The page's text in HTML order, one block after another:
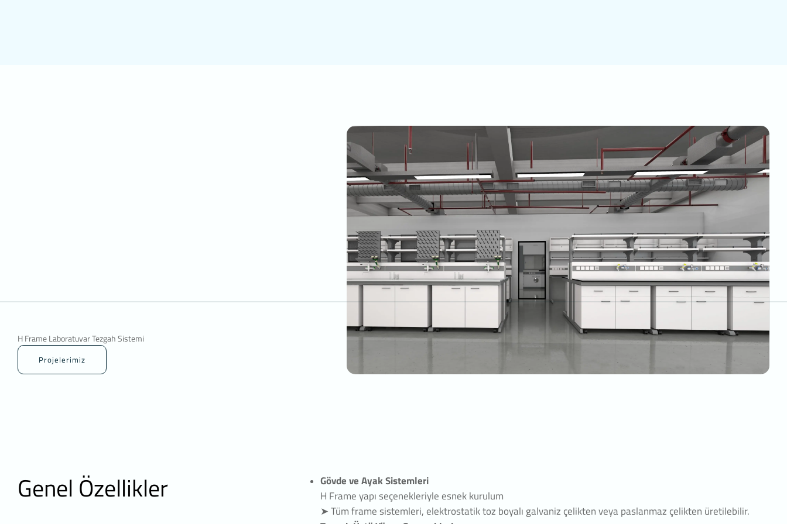
H Frame Laboratuvar Tezgah Sistemi
Projelerimiz
H Frame Laboratuvar Tezgah Sistemi
Genel Özellikler
Gövde ve Ayak Sistemleri
H Frame yapı seçenekleriyle esnek kurulum
➤ Tüm frame sistemleri, elektrostatik toz boyalı galvaniz çelikten veya paslanmaz çelikten üretilebilir.
Kalıcı çerezlerin bazı türleri; İnternet Sitesini kullanım amacınız gibi hususlar göz önünde
bulundurarak sizlere özel öneriler sunulması için kullanılabilmektedir.
Kalıcı çerezler sayesinde İnternet Sitemizi aynı cihazla tekrardan ziyaret etmeniz durumunda,
cihazınızda İnternet Sitemiz tarafından oluşturulmuş bir çerez olup olmadığı kontrol edilir ve var ise,
sizin siteyi daha önce ziyaret ettiğiniz anlaşılır ve size iletilecek içerik bu doğrultuda belirlenir ve
böylelikle sizlere daha iyi bir hizmet sunulur.
çerezlerin amacı, sitenin çalışmasını sağlamak yoluyla gerekli hizmet sunmaktır. Örneğin, internet
sitesinin güvenli bölümlerine erişmeye, özelliklerini kullanabilmeye, üzerinde gezinti yapabilmeye
İnternet sitesinin kullanım şekli, ziyaret sıklığı ve sayısı, hakkında bilgi toplayan ve ziyaretçilerin
siteye nasıl geçtiğini gösterirler. Bu tür çerezlerin kullanım amacı, sitenin işleyiş biçimini
iyileştirerek performans arttırmak ve genel eğilim yönünü belirlemektir. Ziyaretçi kimliklerinin
tespitini sağlayabilecek verileri içermezler. Örneğin, gösterilen hata mesajı sayısı veya en çok
Ziyaretçinin site içerisinde yaptığı seçimleri kaydederek bir sonraki ziyarette hatırlar. Bu tür
çerezlerin amacı ziyaretçilere kullanım kolaylığı sağlamaktır. Örneğin, site kullanıcısının ziyaret
4.ÇEREZ TERCİHLERİ NASIL YÖNETİLİR?
Çerezlerin kullanımına ilişkin tercihlerinizi değiştirmek ya da çerezleri engellemek veya silmek için
tarayıcınızın ayarlarını değiştirmeniz yeterlidir.